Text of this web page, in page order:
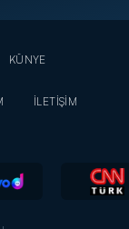
KÜNYE
İLETİŞİM